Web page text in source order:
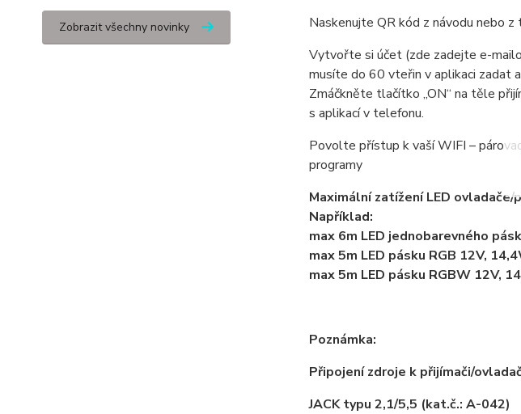
Zobrazit všechny novinky
Naskenujte QR kód z návodu nebo
Vytvořte si účet (zde zadejte e-
musíte do 60 vteřin v aplikaci zadat
Zmáčkněte tlačítko „ON“ na těle
s aplikací v telefonu.
Povolte přístup k vaší WIFI –
programy
Maximální zatížení LED ovladače/
Například:
max 6m LED jednobarevného
max 5m LED pásku RGB 12V,
max 5m LED pásku RGBW 12V,
Poznámka:
Připojení zdroje k přijímači/
JACK typu 2,1/5,5 (kat.č.: A-042)